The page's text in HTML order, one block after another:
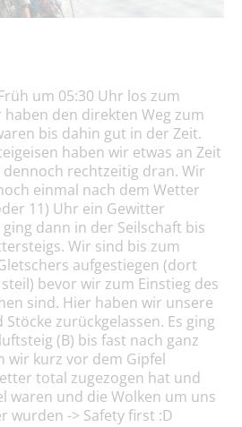
um 05:30 Uhr los zum
den direkten Weg zum
bis dahin gut in der Zeit.
haben wir etwas an Zeit
rechtzeitig dran. Wir
einmal nach dem Wetter
11) Uhr ein Gewitter
dann in der Seilschaft bis
Wir sind bis zum
aufgestiegen (dort
bevor wir zum Einstieg des
sind. Hier haben wir unsere
Stöcke zurückgelassen. Es ging
(B) bis fast nach ganz
wir kurz vor dem Gipfel
total zugezogen hat und
waren und die Wolken um uns
wurden -> Safety first :D